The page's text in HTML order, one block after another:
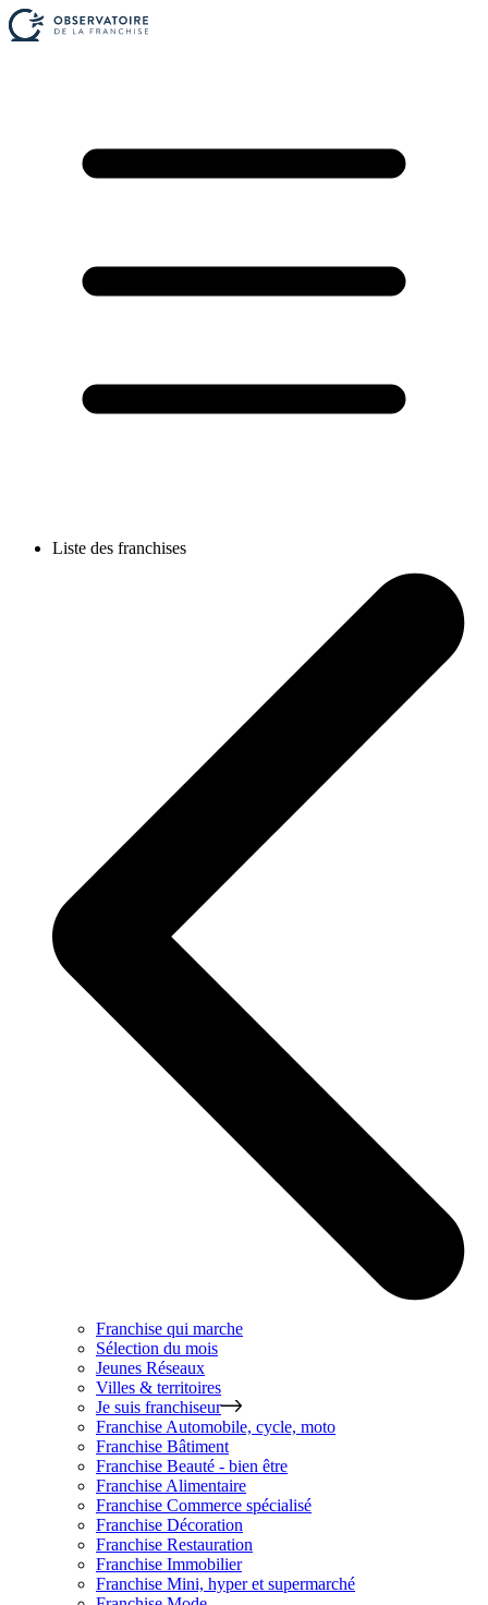
Liste des franchises
Franchise qui marche
Sélection du mois
Jeunes Réseaux
Villes & territoires
Je suis franchiseur
Franchise Automobile, cycle, moto
Franchise Bâtiment
Franchise Beauté - bien être
Franchise Alimentaire
Franchise Commerce spécialisé
Franchise Décoration
Franchise Restauration
Franchise Immobilier
Franchise Mini, hyper et supermarché